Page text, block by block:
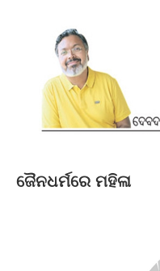
ଜୈନଧର୍ମରେ ମହିଳା